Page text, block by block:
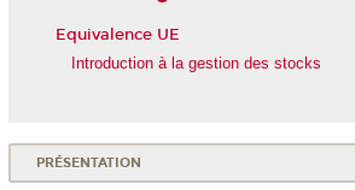
Equivalence UE
Introduction à la gestion des stocks
PRÉSENTATION